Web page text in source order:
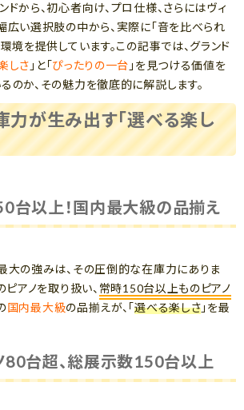
ドから、初心者向け、プロ仕様、さらにはヴィ
広い選択肢の中から、実際に「音を比べられ
環境を提供しています。この記事では、グランド
しさ 」と「ぴったりの一台 」を見つける価値を
のか、その魅力を徹底的に解説します。
が生み出す「選べる楽し
台以上！国内最大級の品揃え
大の強みは、その圧倒的な在庫力にありま
アノを取り扱い、 常時150台以上ものピアノ
国内最大級の品揃えが、「選べる楽しさ 」を最
80台超、総展示数150台以上